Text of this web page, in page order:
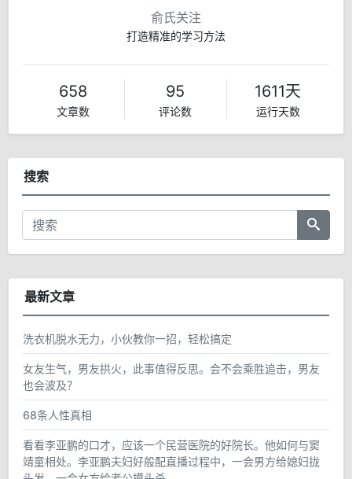
俞氏关注
打造精准的学习方法
658
文章数
95
评论数
1611天
运行天数
搜索
最新文章
洗衣机脱水无力，小伙教你一招，轻松搞定
女友生气，男友拱火，此事值得反思。会不会乘胜追击，男友
也会波及？
68条人性真相
看看李亚鹏的口才，应该一个民营医院的好院长。他如何与窦
靖童相处。李亚鹏夫妇好般配直播过程中，一会男方给媳妇拢